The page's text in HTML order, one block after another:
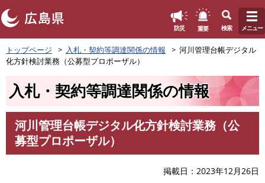
ペ
ー
ジ
防災 重要 検索 メニュー
トップページ 入札・契約等調達関係の情報
河川管理台帳デジタル
化方針検討業務（公募型プロポーザル）
入札・契約等調達関係の情報
河川管理台帳デジタル化方針検討業務（公
募型プロポーザル）
掲載日 2023年12月26日